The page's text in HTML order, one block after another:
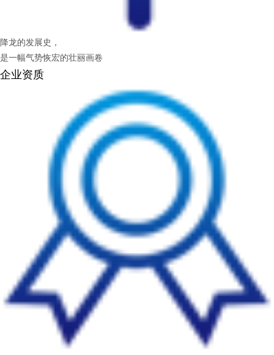
降龙的发展史，
是一幅气势恢宏的壮丽画卷
企业资质